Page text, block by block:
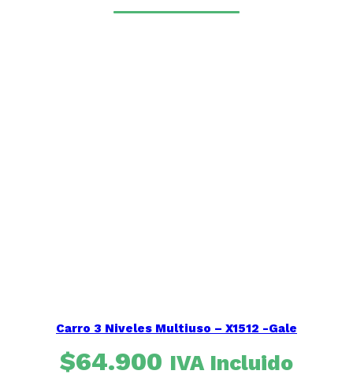
Carro 3 Niveles Multiuso – X1512 -Gale
$64.900 IVA Incluido